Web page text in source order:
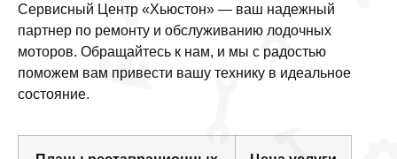
Сервисный Центр «Хьюстон» — ваш надежный
партнер по ремонту и обслуживанию лодочных
моторов. Обращайтесь к нам, и мы с радостью
поможем вам привести вашу технику в идеальное
состояние.